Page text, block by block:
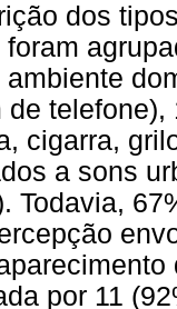
dos
de
cigarra,
a sons
Todavia,
por 11